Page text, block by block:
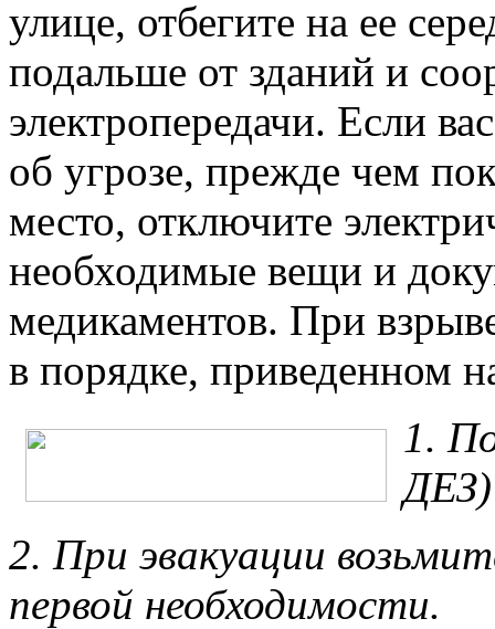
улице, отбегите на ее
подальше от зданий и
электропередачи. Если
об угрозе, прежде чем
место, отключите
необходимые вещи и
медикаментов. При
в порядке, приведенном
1.
ДЕЗ)
2. При эвакуации
первой необходимости.